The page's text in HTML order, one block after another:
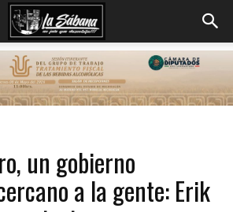
un gobierno
a la gente: Erik